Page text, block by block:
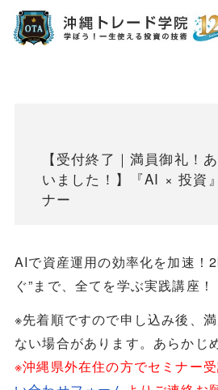
【受付終了｜満員御礼！
いました！】『AI × 投資
ナー
AIで資産運用の効率化を加速！2
ぐ”まで、全てを学ぶ実践講座！
※先着順ですので申し込み後、
ない場合があります。あらかじ
※沖縄県外在住の方でセミナー受